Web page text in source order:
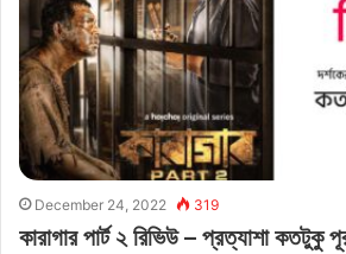
December 24, 2022 319
কারাগার পার্ট ২ রিভিউ – প্রত্যাশা